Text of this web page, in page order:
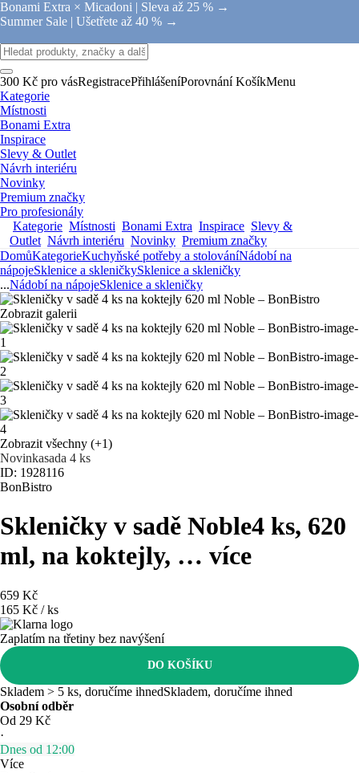
Bonami Extra × Micadoni | Sleva až 25 % →
Summer Sale | Ušetřete až 40 % →
300 Kč pro vásRegistracePřihlášeníPorovnání KošíkMenu
Kategorie
Místnosti
Bonami Extra
Inspirace
Slevy & Outlet
Návrh interiéru
Novinky
Premium značky
Pro profesionály
Kategorie Místnosti Bonami Extra Inspirace Slevy &
Outlet Návrh interiéru Novinky Premium značky
DomůKategorieKuchyňské potřeby a stolováníNádobí na
nápojeSklenice a skleničkySklenice a skleničky
...Nádobí na nápojeSklenice a skleničky
Zobrazit galerii
Zobrazit všechny (+1)
Novinkasada 4 ks
ID: 1928116
BonBistro
Skleničky v sadě Noble4 ks, 620
ml, na koktejly, … více
659 Kč
165 Kč / ks
Zaplatím na třetiny bez navýšení
DO KOŠÍKU
Skladem > 5 ks, doručíme ihnedSkladem, doručíme ihned
Osobní odběr
Od 29 Kč
·
Dnes od 12:00
Více